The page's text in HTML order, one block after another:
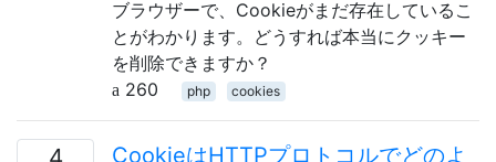
ブラウザーで、Cookieがまだ存在しているこ
とがわかります。どうすれば本当にクッキー
を削除できますか？
260
php cookies
CookieはHTTPプロトコルでどのよ